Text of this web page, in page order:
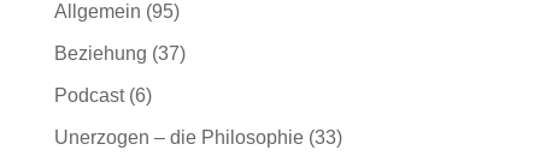
Allgemein (95)
Beziehung (37)
Podcast(6)
Unerzogen – die Philosophie(33)